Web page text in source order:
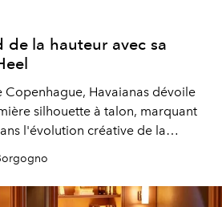
de la hauteur avec sa
Copenhague, Havaianas dévoile
silhouette à talon, marquant
l'évolution créative de la